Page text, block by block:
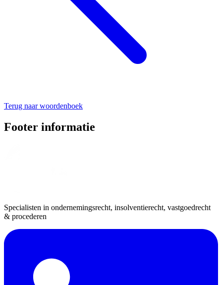
Terug naar woordenboek
Footer informatie
Specialisten in ondernemingsrecht, insolventierecht, vastgoedrecht
& procederen